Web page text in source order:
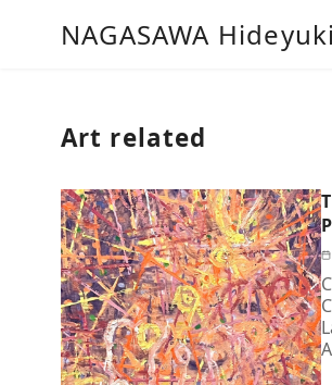
NAGASAWA Hideyuki
Art related